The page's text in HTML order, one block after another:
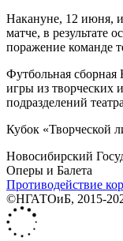
Накануне, 12 июня,
матче, в результате
поражение команде
Футбольная
игры из творческих
подразделений
Кубок «Творческой
Новосибирский
Оперы и Балета
Противодействие
©НГАТОиБ, 2015-